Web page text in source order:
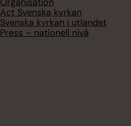
Act Svenska kyrkan
Svenska kyrkan i utlandet
Press – nationell nivå